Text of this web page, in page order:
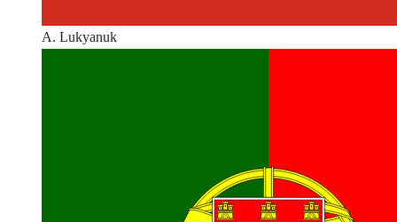
A. Lukyanuk